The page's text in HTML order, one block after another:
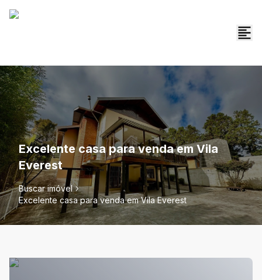
Excelente casa para venda em Vila
Everest
Buscar imóvel
Excelente casa para venda em Vila Everest